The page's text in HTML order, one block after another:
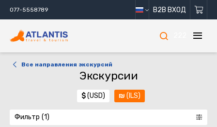
077-5558789 B2B ВХОД
Все направления экскурсий
Экскурсии
$(USD) ₪ (ILS)
Фильтр